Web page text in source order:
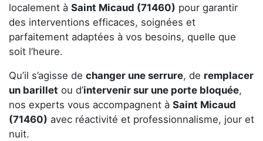
localement à Saint Micaud (71460) pour garantir
des interventions efficaces, soignées et
parfaitement adaptées à vos besoins, quelle que
soit l’heure.
Qu’il s’agisse de changer une serrure, de remplacer
un barillet ou d’intervenir sur une porte bloquée,
nos experts vous accompagnent à Saint Micaud
(71460) avec réactivité et professionnalisme, jour et
nuit.